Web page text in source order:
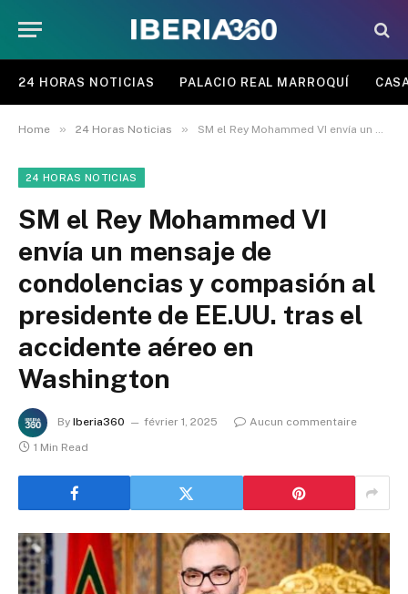
24 HORAS NOTICIAS PALACIO REAL MARROQUÍ
Home » 24 Horas Noticias » SM el Rey Mohammed VI envía un mensaje de condolencias y compasión al presidente de EE.UU. tras el accidente aéreo en Washington
24 HORAS NOTICIAS
SM el Rey Mohammed VI
envía un mensaje de
condolencias y compasión al
presidente de EE.UU. tras el
accidente aéreo en
Washington
By Iberia360 février 1, 2025
Aucun commentaire
1 Min Read